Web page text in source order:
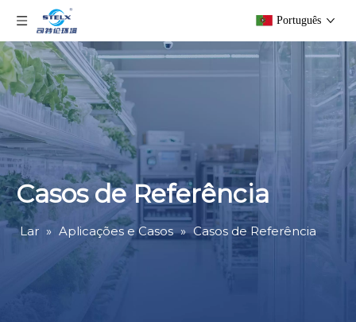
Português
Casos de Referência
Lar » Aplicações e Casos » Casos de Referência